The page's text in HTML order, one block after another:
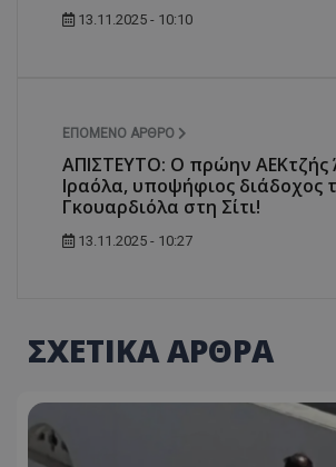
13.11.2025 - 10:10
ΕΠΌΜΕΝΟ ΆΡΘΡΟ
ΑΠΙΣΤΕΥΤΟ: Ο πρώην ΑΕΚτζής
Ιραόλα, υποψήφιος διάδοχος
Γκουαρδιόλα στη Σίτι!
13.11.2025 - 10:27
ΣΧΕΤΙΚΑ ΑΡΘΡΑ